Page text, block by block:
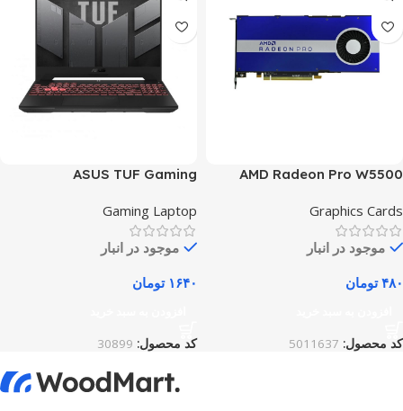
AMD Radeon Pro W5500
Graphics Cards
موجود در انبار
۴۸۰ تومان
کد محصول: 5011637
ASUS TUF Gaming
Gaming Laptop
موجود در انبار
۱۶۴۰ تومان
کد محصول: 30899